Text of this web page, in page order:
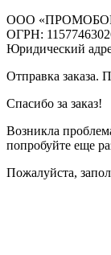
ООО
ОГРН:
Юридический
Отправка заказа.
Спасибо за заказ!
Возникла
попробуйте еще
Пожалуйста,